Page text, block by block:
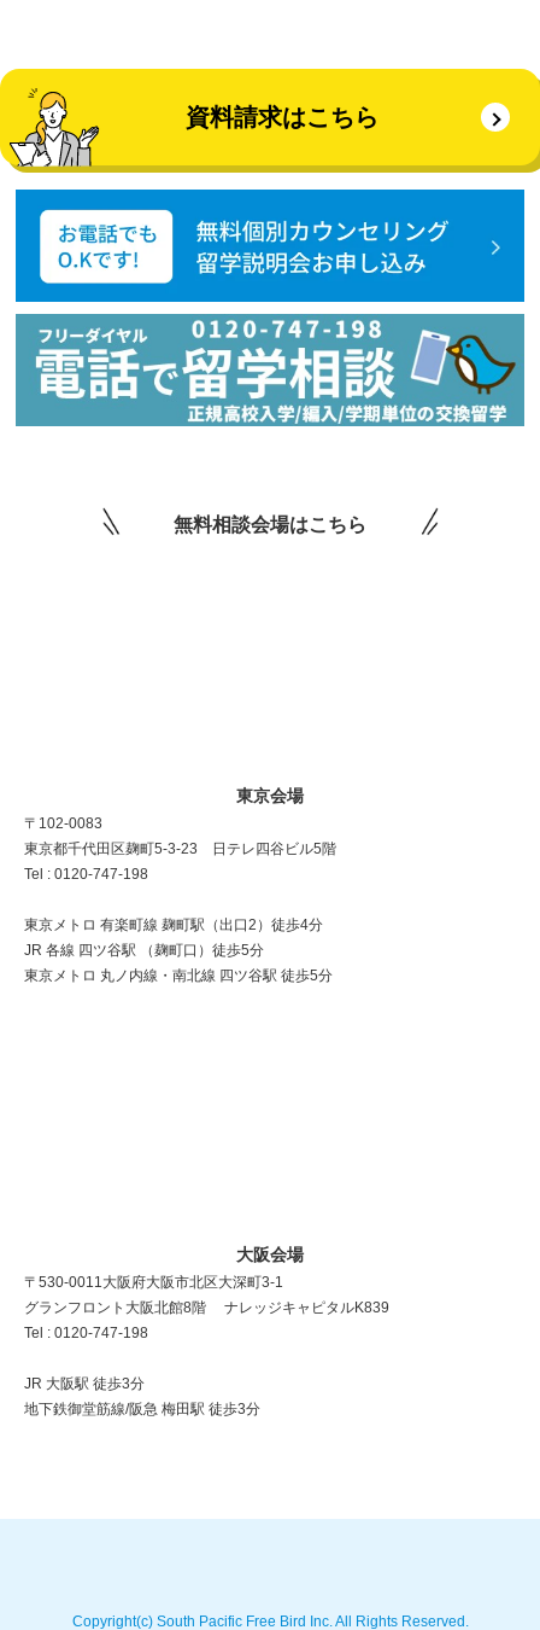
資料請求はこちら
無料相談会場はこちら
東京会場
〒102-0083
東京都千代田区麹町5-3-23 日テレ四谷ビル5階
Tel : 0120-747-198
東京メトロ 有楽町線 麹町駅（出口2）徒歩4分
JR 各線 四ツ谷駅 （麹町口）徒歩5分
東京メトロ 丸ノ内線・南北線 四ツ谷駅 徒歩5分
大阪会場
〒530-0011 大阪府大阪市北区大深町3-1
グランフロント大阪北館8階 ナレッジキャピタルK839
Tel : 0120-747-198
JR 大阪駅 徒歩3分
地下鉄御堂筋線/阪急 梅田駅 徒歩3分
Copyright(c) South Pacific Free Bird Inc. All Rights Reserved.